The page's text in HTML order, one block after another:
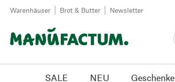
Zum Inhalt springen
Warenhäuser Brot & Butter Newsletter
SALE NEU Geschenke